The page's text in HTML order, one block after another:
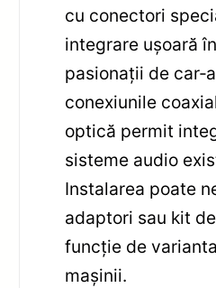
cu conectori
integrare ușoară
pasionații de
conexiunile
optică permit
sisteme audio
Instalarea poate
adaptori sau kit
funcție de
mașinii.